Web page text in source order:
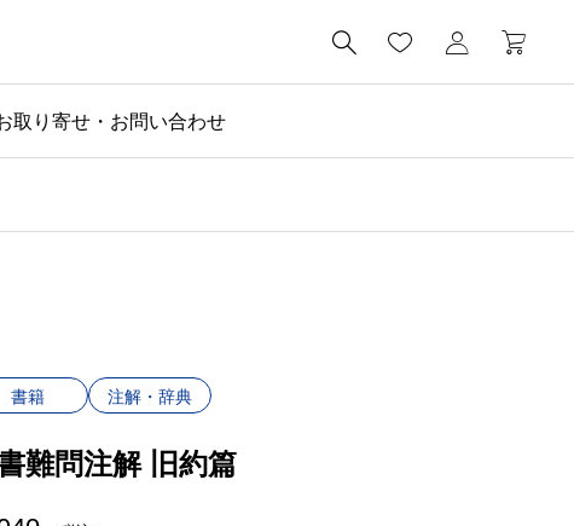

取り寄せ・お問い合わせ
書籍 注解・辞典
難問注解 旧約篇